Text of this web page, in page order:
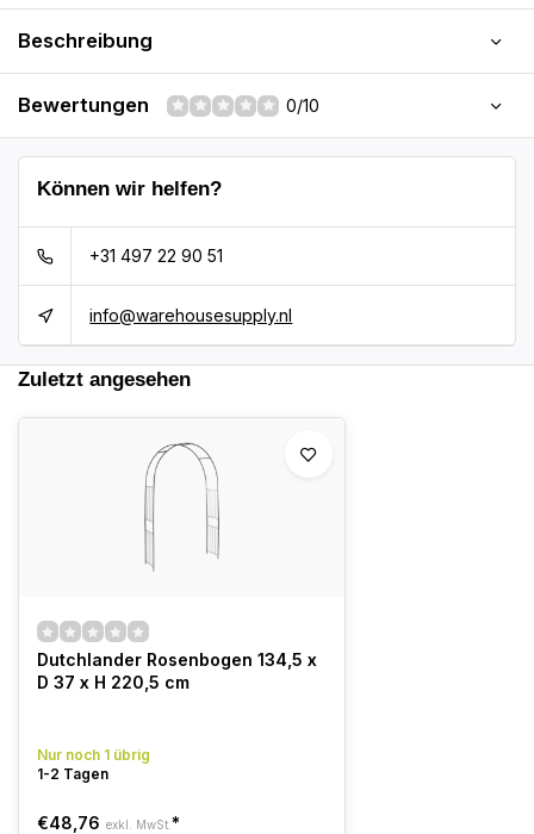
Beschreibung
Bewertungen 0/10
Können wir helfen?
+31 497 22 90 51
info@warehousesupply.nl
Zuletzt angesehen
Dutchlander Rosenbogen 134,5 x
D 37 x H 220,5 cm
Nur noch 1 übrig
1-2 Tagen
€48,76 exkl. MwSt. *